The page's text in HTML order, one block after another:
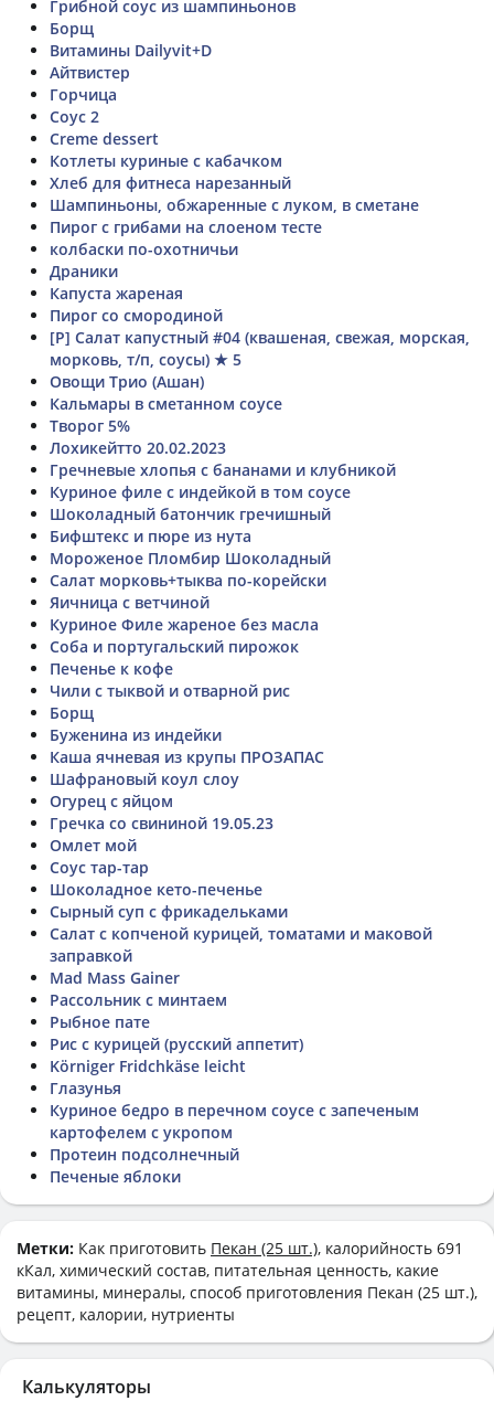
Грибной соус из шампиньонов
Борщ
Витамины Dailyvit+D
Айтвистер
Горчица
Соус 2
Creme dessert
Котлеты куриные с кабачком
Хлеб для фитнеса нарезанный
Шампиньоны, обжаренные с луком, в сметане
Пирог с грибами на слоеном тесте
колбаски по-охотничьи
Драники
Капуста жареная
Пирог со смородиной
[Р] Салат капустный #04 (квашеная, свежая, морская,
морковь, т/п, соусы) ★ 5
Овощи Трио (Ашан)
Кальмары в сметанном соусе
Творог 5%
Лохикейтто 20.02.2023
Гречневые хлопья с бананами и клубникой
Куриное филе с индейкой в том соусе
Шоколадный батончик гречишный
Бифштекс и пюре из нута
Мороженое Пломбир Шоколадный
Салат морковь+тыква по-корейски
Яичница с ветчиной
Куриное Филе жареное без масла
Соба и португальский пирожок
Печенье к кофе
Чили с тыквой и отварной рис
Борщ
Буженина из индейки
Каша ячневая из крупы ПРОЗАПАС
Шафрановый коул слоу
Огурец с яйцом
Гречка со свининой 19.05.23
Омлет мой
Соус тар-тар
Шоколадное кето-печенье
Сырный суп с фрикадельками
Салат с копченой курицей, томатами и маковой
заправкой
Mad Mass Gainer
Рассольник с минтаем
Рыбное пате
Рис с курицей (русский аппетит)
Körniger Fridchkäse leicht
Глазунья
Куриное бедро в перечном соусе с запеченым
картофелем с укропом
Протеин подсолнечный
Печеные яблоки
Метки: Как приготовить Пекан (25 шт.), калорийность 691
кКал, химический состав, питательная ценность, какие
витамины, минералы, способ приготовления Пекан (25 шт.),
рецепт, калории, нутриенты
Калькуляторы